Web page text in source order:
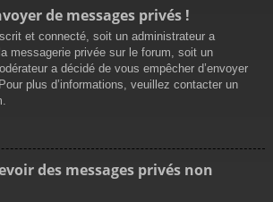
de messages privés !
et connecté, soit un administrateur a
messagerie privée sur le forum, soit un
a décidé de vous empêcher d’envoyer
plus d’informations, veuillez contacter un
des messages privés non